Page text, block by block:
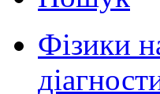
Фізики